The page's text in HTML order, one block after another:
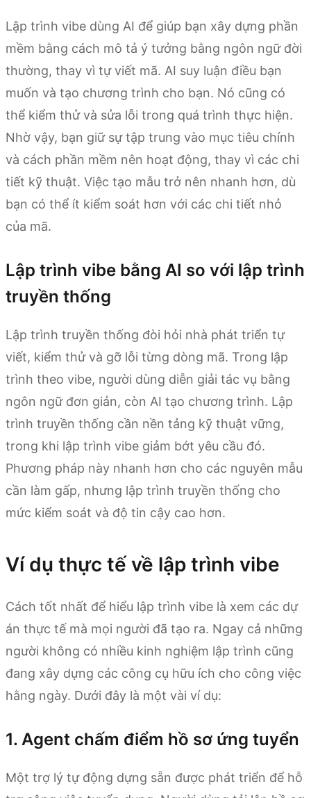
Lập trình vibe dùng AI để giúp bạn xây dựng phần
mềm bằng cách mô tả ý tưởng bằng ngôn ngữ đời
thường, thay vì tự viết mã. AI suy luận điều bạn
muốn và tạo chương trình cho bạn. Nó cũng có
thể kiểm thử và sửa lỗi trong quá trình thực hiện.
Nhờ vậy, bạn giữ sự tập trung vào mục tiêu chính
và cách phần mềm nên hoạt động, thay vì các chi
tiết kỹ thuật. Việc tạo mẫu trở nên nhanh hơn, dù
bạn có thể ít kiểm soát hơn với các chi tiết nhỏ
của mã.
Lập trình vibe bằng AI so với lập trình
truyền thống
Lập trình truyền thống đòi hỏi nhà phát triển tự
viết, kiểm thử và gỡ lỗi từng dòng mã. Trong lập
trình theo vibe, người dùng diễn giải tác vụ bằng
ngôn ngữ đơn giản, còn AI tạo chương trình. Lập
trình truyền thống cần nền tảng kỹ thuật vững,
trong khi lập trình vibe giảm bớt yêu cầu đó.
Phương pháp này nhanh hơn cho các nguyên mẫu
cần làm gấp, nhưng lập trình truyền thống cho
mức kiểm soát và độ tin cậy cao hơn.
Ví dụ thực tế về lập trình vibe
Cách tốt nhất để hiểu lập trình vibe là xem các dự
án thực tế mà mọi người đã tạo ra. Ngay cả những
người không có nhiều kinh nghiệm lập trình cũng
đang xây dựng các công cụ hữu ích cho công việc
hằng ngày. Dưới đây là một vài ví dụ:
1. Agent chấm điểm hồ sơ ứng tuyển
Một trợ lý tự động dựng sẵn được phát triển để hỗ